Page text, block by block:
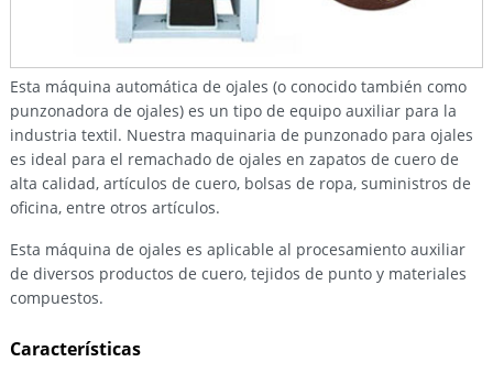
Esta máquina automática de ojales (o conocido también como
punzonadora de ojales) es un tipo de equipo auxiliar para la
industria textil. Nuestra maquinaria de punzonado para ojales
es ideal para el remachado de ojales en zapatos de cuero de
alta calidad, artículos de cuero, bolsas de ropa, suministros de
oficina, entre otros artículos.
Esta máquina de ojales es aplicable al procesamiento auxiliar
de diversos productos de cuero, tejidos de punto y materiales
compuestos.
Características